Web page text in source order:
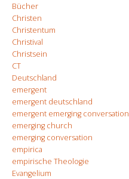
Bücher
Christen
Christentum
Christival
Christsein
CT
Deutschland
emergent
emergent deutschland
emergent emerging conversation
emerging church
emerging conversation
empirica
empirische Theologie
Evangelium